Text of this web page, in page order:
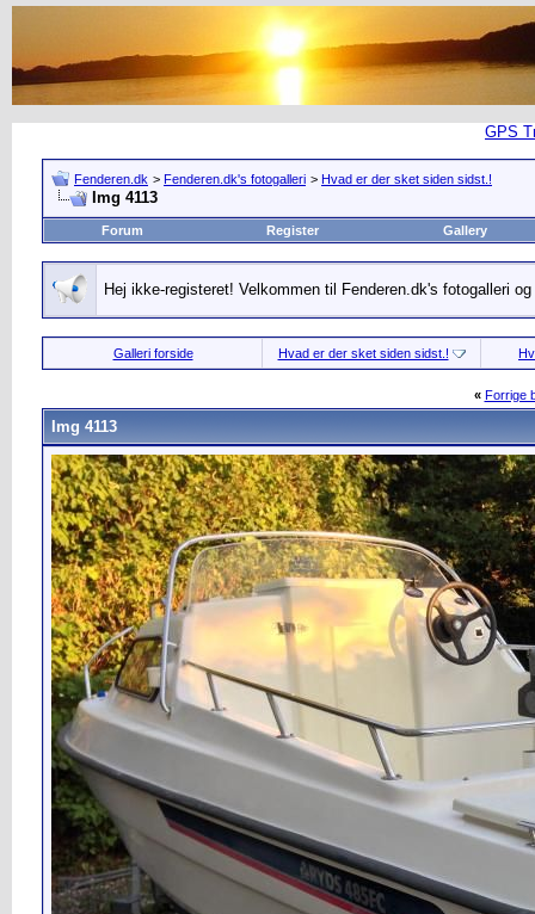
GPS
Fenderen.dk > Fenderen.dk's fotogalleri > Hvad er der sket siden sidst.!
Img 4113
Forum Register Gallery
Hej ikke-registeret! Velkommen til Fenderen.dk's fotogalleri
Galleri forside Hvad er der sket siden sidst.!
« Forrige
Img 4113